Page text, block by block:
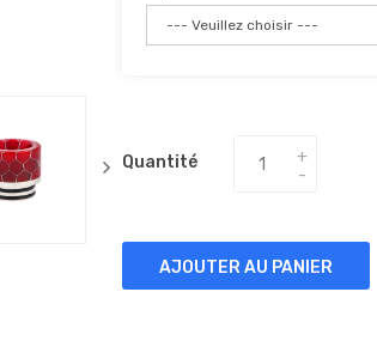
Quantité
AJOUTER AU PANIER